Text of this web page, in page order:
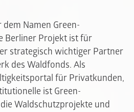
Namen Green-
Berliner Projekt ist für
strategisch wichtiger Partner
des Waldfonds. Als
für Privatkunden,
ist Green-
Waldschutzprojekte und